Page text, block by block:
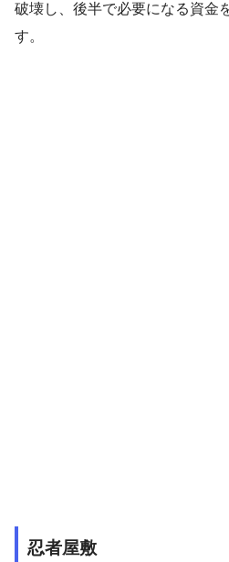
破壊し、後半で必要になる資金
す。
忍者屋敷